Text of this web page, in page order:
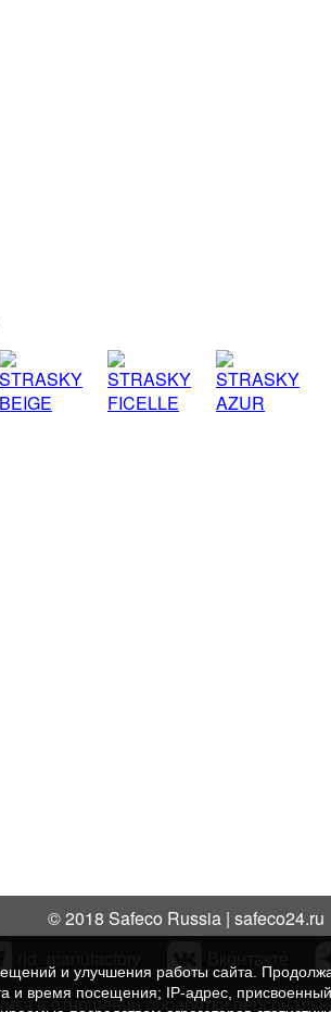
© 2018 Safeco Russia | safeco24.ru
в отношении обработки
и улучшения работы сайта.
и время посещения; IP-адрес,